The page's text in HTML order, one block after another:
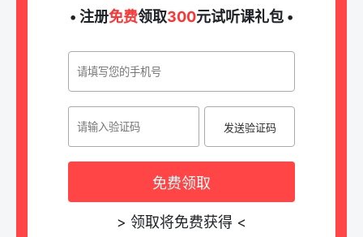
• 注册免费领取300元试听课礼包 •
发送验证码
免费领取
> 领取将免费获得 <